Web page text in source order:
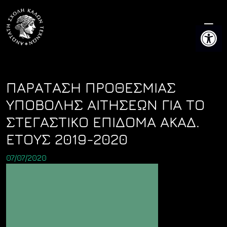
content
ΠΑΡΑΤΑΣΗ ΠΡΟΘΕΣΜΙΑΣ
ΥΠΟΒΟΛΗΣ ΑΙΤΗΣΕΩΝ ΓΙΑ ΤΟ
ΣΤΕΓΑΣΤΙΚΟ ΕΠΙΔΟΜΑ ΑΚΑΔ.
ΕΤΟΥΣ 2019-2020
07/07/2020